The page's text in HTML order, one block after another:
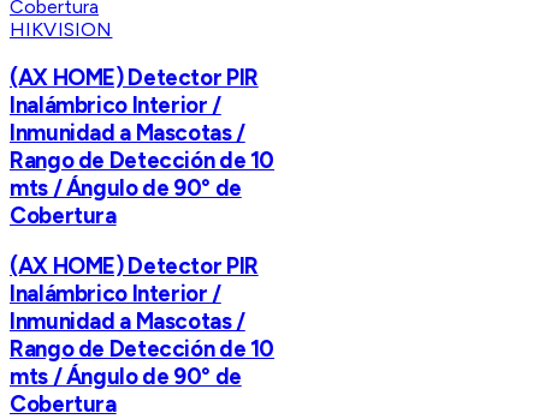
HIKVISION
(AX HOME) Detector PIR
Inalámbrico Interior /
Inmunidad a Mascotas /
Rango de Detección de 10
mts / Ángulo de 90° de
Cobertura
(AX HOME) Detector PIR
Inalámbrico Interior /
Inmunidad a Mascotas /
Rango de Detección de 10
mts / Ángulo de 90° de
Cobertura